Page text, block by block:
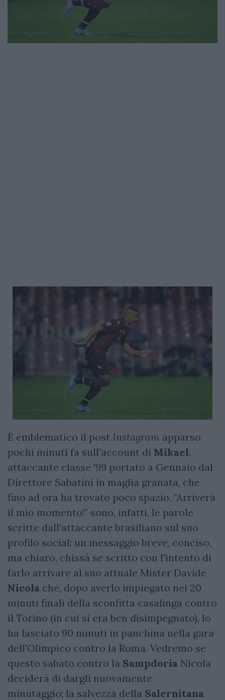
È emblematico il post Instagram apparso
pochi minuti fa sull'account di Mikael,
attaccante classe '99 portato a Gennaio dal
Direttore Sabatini in maglia granata, che
fino ad ora ha trovato poco spazio. "Arriverà
il mio momento!" sono, infatti, le parole
scritte dall'attaccante brasiliano sul suo
profilo social: un messaggio breve, conciso,
ma chiaro, chissà se scritto con l'intento di
farlo arrivare al suo attuale Mister Davide
Nicola che, dopo averlo impiegato nei 20
minuti finali della sconfitta casalinga contro
il Torino (in cui si era ben disimpegnato), lo
ha lasciato 90 minuti in panchina nella gara
dell'Olimpico contro la Roma. Vedremo se
questo sabato contro la Sampdoria Nicola
deciderà di dargli nuovamente
minutaggio; la salvezza della Salernitana